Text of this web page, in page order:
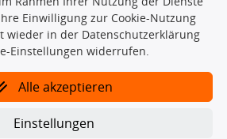
oder die gesamte Datenbank ohne
zu vervielfältigen, zu verbreiten
durch Dritte ausführen zu lassen. Ein
unseren Onlineshop identifizierte Ersatzteil
Informationen notwendig, um
Einwilligung zur Cookie-Nutzung
wieder in der Datenschutzerklärung
Einstellungen widerrufen.
Alle akzeptieren
Einstellungen